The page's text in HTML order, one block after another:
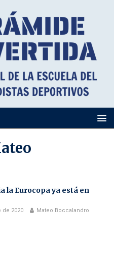
la Eurocopa ya está en
de 2020 Mateo Boccalandro